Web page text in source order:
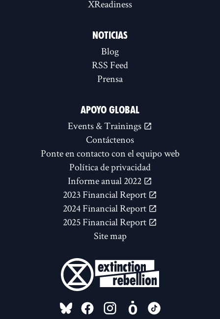
XReadiness
NOTICIAS
Blog
RSS Feed
Prensa
APOYO GLOBAL
Events & Trainings
Contáctenos
Ponte en contacto con el equipo web
Política de privacidad
Informe anual 2022
2023 Financial Report
2024 Financial Report
2025 Financial Report
Site map
FOLLOW US ON